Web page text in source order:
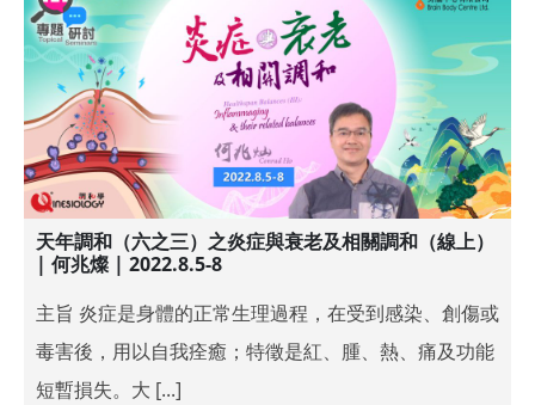
天年調和（六之三）之炎症與衰老及相關調和（線上）
| 何兆燦 | 2022.8.5-8
主旨 炎症是身體的正常生理過程，在受到感染、創傷或
毒害後，用以自我痊癒；特徵是紅、腫、熱、痛及功能
短暫損失。大 [...]